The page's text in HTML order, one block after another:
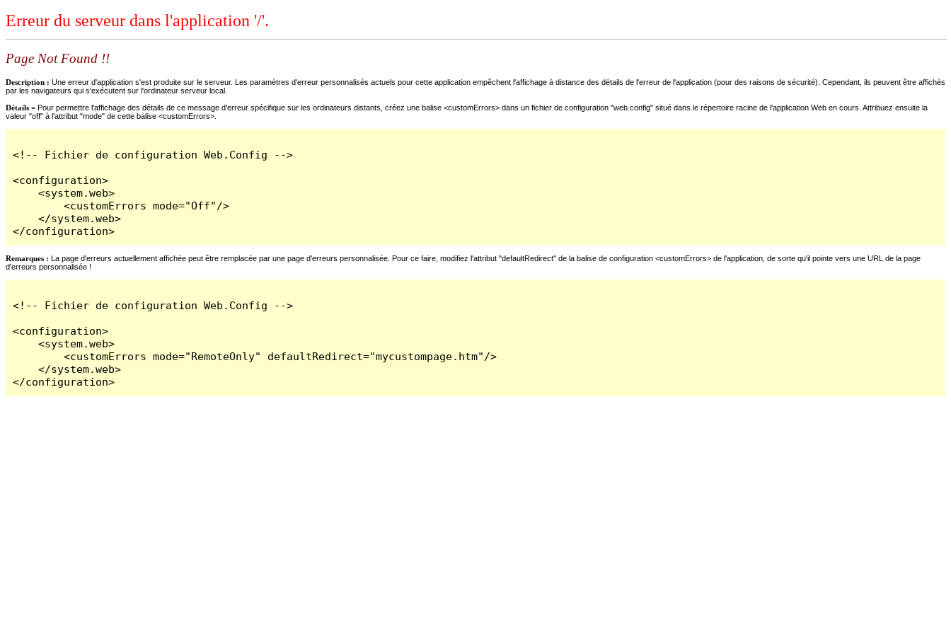
Erreur du serveur dans l'application '/'.
Page Not Found !!
Description : Une erreur d'application s'est produite sur le serveur. Les paramètres d'erreur personnalisés actuels pour cette application empêchent l'affichage à distance des détails de l'erreur de l'application (pour des raisons de sécurité). Cependant, ils peuvent être affichés
par les navigateurs qui s'exécutent sur l'ordinateur serveur local.
Détails = Pour permettre l'affichage des détails de ce message d'erreur spécifique sur les ordinateurs distants, créez une balise <customErrors> dans un fichier de configuration "web.config" situé dans le répertoire racine de l'application Web en cours. Attribuez ensuite la
valeur "off" à l'attribut "mode" de cette balise <customErrors>.
<!-- Fichier de configuration Web.Config -->
<configuration>
    <system.web>
        <customErrors mode="Off"/>
    </system.web>
</configuration>
Remarques : La page d'erreurs actuellement affichée peut être remplacée par une page d'erreurs personnalisée. Pour ce faire, modifiez l'attribut "defaultRedirect" de la balise de configuration <customErrors> de l'application, de sorte qu'il pointe vers une URL de la page
d'erreurs personnalisée !
<!-- Fichier de configuration Web.Config -->
<configuration>
    <system.web>
        <customErrors mode="RemoteOnly" defaultRedirect="mycustompage.htm"/>
    </system.web>
</configuration>